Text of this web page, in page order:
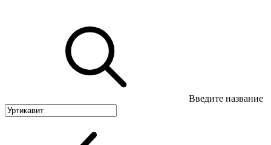
Введите название